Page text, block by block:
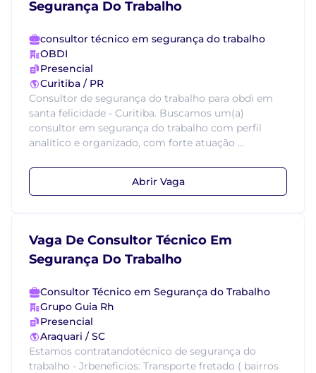
Segurança Do Trabalho
consultor técnico em segurança do trabalho
OBDI
Presencial
Curitiba / PR
Consultor de segurança do trabalho para obdi em
santa felicidade - Curitiba. Buscamos um(a)
consultor em segurança do trabalho com perfil
analítico e organizado, com forte atuação ...
Abrir Vaga
Vaga De Consultor Técnico Em
Segurança Do Trabalho
Consultor Técnico em Segurança do Trabalho
Grupo Guia Rh
Presencial
Araquari / SC
Estamos contratandotécnico de segurança do
trabalho - Jrbeneficios: Transporte fretado ( bairros